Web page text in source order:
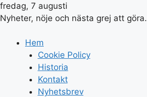
fredag, 7 augusti
Nyheter, nöje och nästa grej att göra.
Hem
Cookie Policy
Historia
Kontakt
Nyhetsbrev